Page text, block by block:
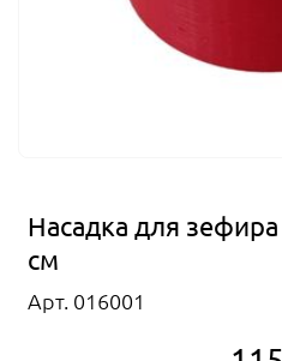
Насадка для
см
Арт. 016001